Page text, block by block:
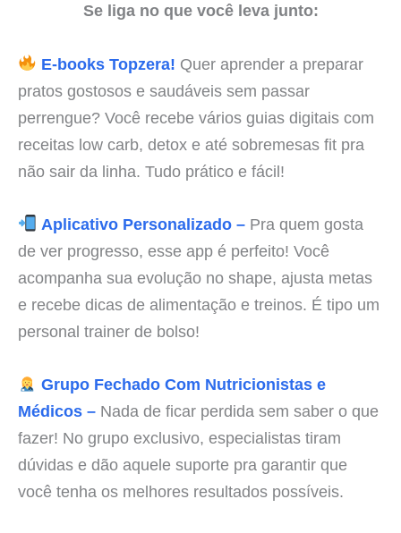
Se liga no que você leva junto:
E-books Topzera! Quer aprender a preparar
pratos gostosos e saudáveis sem passar
perrengue? Você recebe vários guias digitais com
receitas low carb, detox e até sobremesas fit pra
não sair da linha. Tudo prático e fácil!
Aplicativo Personalizado –Pra quem gosta
de ver progresso, esse app é perfeito! Você
acompanha sua evolução no shape, ajusta metas
e recebe dicas de alimentação e treinos. É tipo um
personal trainer de bolso!
Grupo Fechado Com Nutricionistas e
Médicos – Nada de ficar perdida sem saber o que
fazer! No grupo exclusivo, especialistas tiram
dúvidas e dão aquele suporte pra garantir que
você tenha os melhores resultados possíveis.